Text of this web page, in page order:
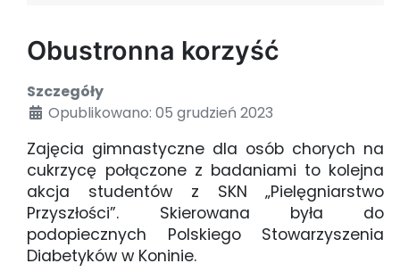
Obustronna korzyść
Szczegóły
Opublikowano: 05 grudzień 2023
Zajęcia gimnastyczne dla osób chorych na
cukrzycę połączone z badaniami to kolejna
akcja studentów z SKN „Pielęgniarstwo
Przyszłości”. Skierowana była do
podopiecznych Polskiego Stowarzyszenia
Diabetyków w Koninie.